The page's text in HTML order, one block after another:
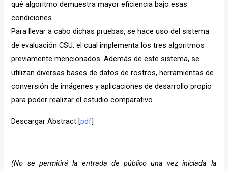
qué algoritmo demuestra mayor eficiencia bajo esas
condiciones.
Para llevar a cabo dichas pruebas, se hace uso del sistema
de evaluación CSU, el cual implementa los tres algoritmos
previamente mencionados. Además de este sistema, se
utilizan diversas bases de datos de rostros, herramientas de
conversión de imágenes y aplicaciones de desarrollo propio
para poder realizar el estudio comparativo.
Descargar Abstract [pdf]
(No se permitirá la entrada de público una vez iniciada la